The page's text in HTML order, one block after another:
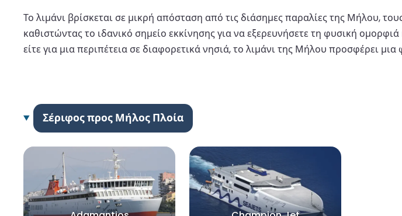
Το λιμάνι βρίσκεται σε μικρή απόσταση από τις διάσημες παραλίες της Μήλου,
καθιστώντας το ιδανικό σημείο εκκίνησης για να εξερευνήσετε τη φυσική
είτε για μια περιπέτεια σε διαφορετικά νησιά, το λιμάνι της Μήλου προσφέρει μια
Σέριφος προς Μήλος Πλοία